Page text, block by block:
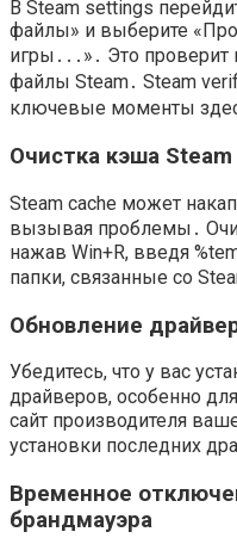
В Steam settings
файлы» и выберите
игры․․․»․ Это
файлы Steam․ Steam
ключевые моменты
Очистка кэша Steam
Steam cache может
вызывая проблемы․
нажав Win+R, введя
папки, связанные со
Обновление
Убедитесь, что у вас
драйверов, особенно
сайт производителя
установки последних
Временное
брандмауэра